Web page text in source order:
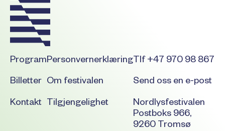
Program
Billetter
Kontakt
Personvernerklæring
Om festivalen
Tilgjengelighet
Tlf +47 970 98 867
Send oss en e-post
Nordlysfestivalen
Postboks 966,
9260 Tromsø